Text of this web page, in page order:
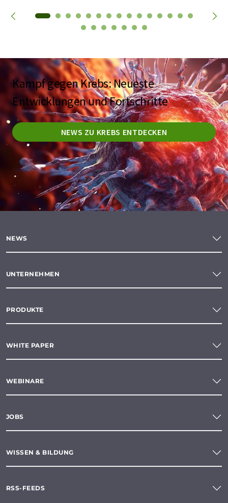
Kampf gegen Krebs: Neueste
Entwicklungen und Fortschritte
NEWS ZU KREBS ENTDECKEN
NEWS
UNTERNEHMEN
PRODUKTE
WHITE PAPER
WEBINARE
JOBS
WISSEN & BILDUNG
RSS-FEEDS